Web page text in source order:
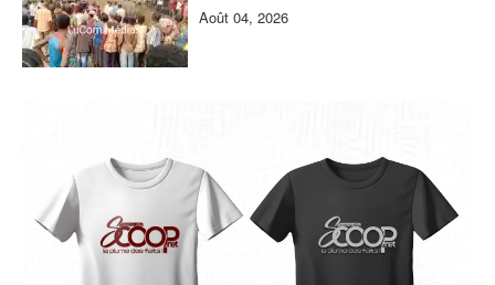
Août 04, 2026